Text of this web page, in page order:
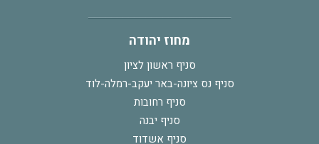
מחוז יהודה
סניף ראשון לציון
סניף נס ציונה-באר יעקב-רמלה-לוד
סניף רחובות
סניף יבנה
סניף אשדוד